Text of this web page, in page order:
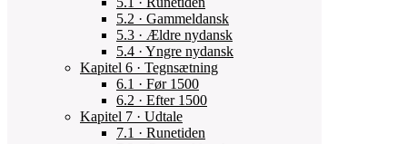
5.2 · Gammeldansk
5.3 · Ældre nydansk
5.4 · Yngre nydansk
Kapitel 6 · Tegnsætning
6.1 · Før 1500
6.2 · Efter 1500
Kapitel 7 · Udtale
7.1 · Runetiden